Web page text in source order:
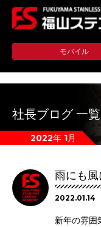
モバイル
社長ブログ 一覧
2022年 1月
雨にも
2022.01.14
新年の雰囲